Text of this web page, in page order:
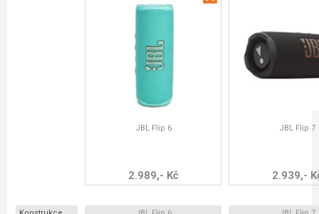
JBL Flip 6
2.989,- Kč
JBL Flip 7
2.939,-